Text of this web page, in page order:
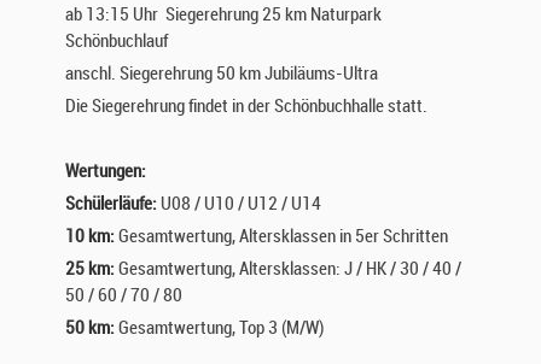
ab 13:15 Uhr Siegerehrung 25 km Naturpark
Schönbuchlauf
anschl. Siegerehrung 50 km Jubiläums-Ultra
Die Siegerehrung findet in der Schönbuchhalle statt.
Wertungen:
Schülerläufe: U08 / U10 / U12 / U14
10 km: Gesamtwertung, Altersklassen in 5er Schritten
25 km: Gesamtwertung, Altersklassen: J / HK / 30 / 40 /
50 / 60 / 70 / 80
50 km: Gesamtwertung, Top 3 (M/W)